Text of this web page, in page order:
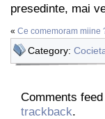
presedinte, mai
« Ce comemoram miine
Category:
Comments feed
trackback.